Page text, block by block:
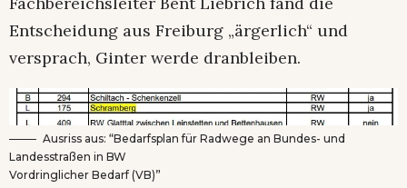
Entscheidung aus Freiburg „ärgerlich“ und
versprach, Ginter werde dranbleiben.
Ausriss aus: “Bedarfsplan für Radwege an Bundes- und
Landesstraßen in BW
Vordringlicher Bedarf (VB)”